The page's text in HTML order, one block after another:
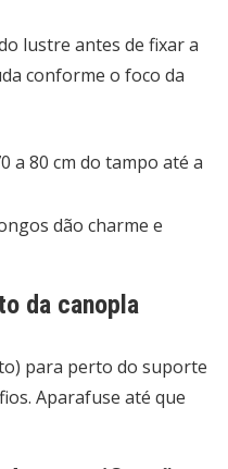
lustre antes de fixar a
conforme o foco da
a 80 cm do tampo até a
dão charme e
da canopla
para perto do suporte
Aparafuse até que